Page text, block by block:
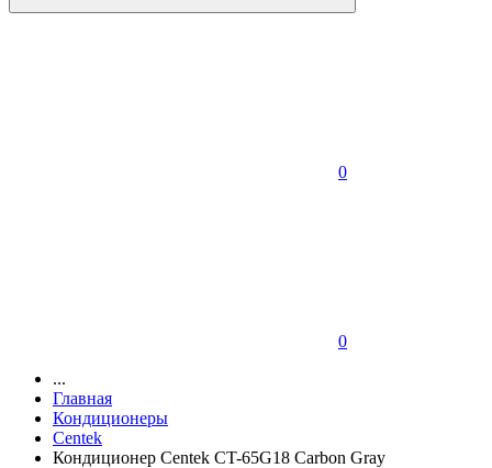
0
0
...
Главная
Кондиционеры
Centek
Кондиционер Centek CT-65G18 Carbon Gray